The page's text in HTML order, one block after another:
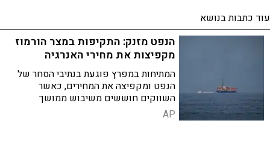
עוד כתבות בנושא
הנפט מזנק: התקיפות במצר הורמוז
מקפיצות את מחירי האנרגיה
המתיחות במפרץ פוגעת בנתיבי הסחר של
הנפט ומקפיצה את המחירים, כאשר
השווקים חוששים משיבוש ממושך
באספקה העולמית
AP